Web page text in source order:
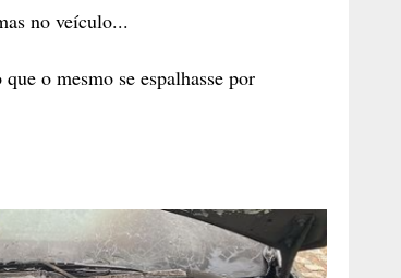
no veículo...
o mesmo se espalhasse por